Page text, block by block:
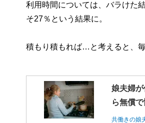
利用時間については、バラけた
そ27％という結果に。
積もり積もれば…と考えると、
娘夫婦
ら無償
共働きの娘